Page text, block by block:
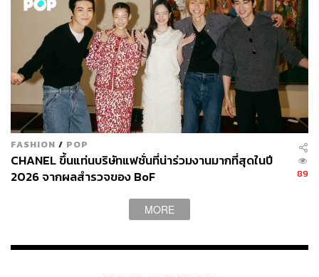
FASHION / POP
CHANEL ขึ้นแท่นบริษัทแฟชั่นที่น่าร่วมงานมากที่สุดในปี
2026 จากผลสำรวจของ BoF
89
MORE